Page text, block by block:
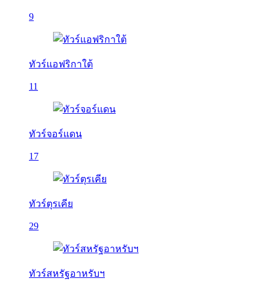
9
ทัวร์แอฟริกาใต้
11
ทัวร์จอร์แดน
17
ทัวร์ตุรเคีย
29
ทัวร์สหรัฐอาหรับฯ